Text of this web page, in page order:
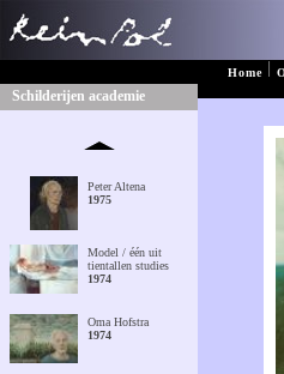
Schilderijen academie
Peter Altena
1975
Model / één uit
tientallen studies
1974
Oma Hofstra
1974
Home